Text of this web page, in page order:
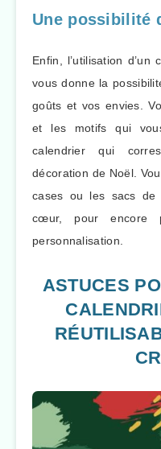
Une possibilité
Enfin, l’utilisation d’un
vous donne la
goûts et vos envies.
et les motifs qui
calendrier qui
décoration de Noël.
cases ou les sacs de
cœur, pour encore
personnalisation.
ASTUCES